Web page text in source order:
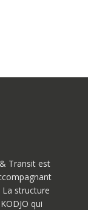
Transit est
La structure
qui